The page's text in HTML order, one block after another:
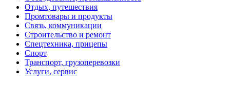
Отдых, путешествия
Промтовары и продукты
Связь, коммуникации
Строительство и ремонт
Спецтехника, прицепы
Спорт
Транспорт, грузоперевозки
Услуги, сервис